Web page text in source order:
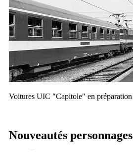
Voitures UIC "Capitole" en préparation
Nouveautés personnages